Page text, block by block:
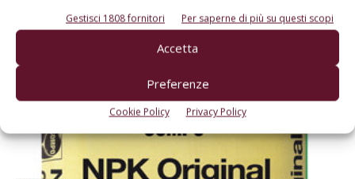
Gestisci 1808 fornitori Per saperne di più su questi scopi
Accetta
Preferenze
Cookie Policy Privacy Policy